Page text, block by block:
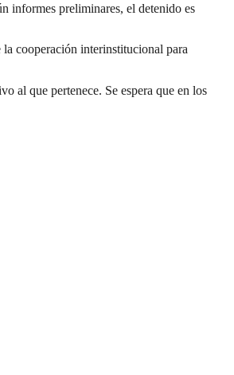
informes preliminares, el detenido es
cooperación interinstitucional para
al que pertenece. Se espera que en los